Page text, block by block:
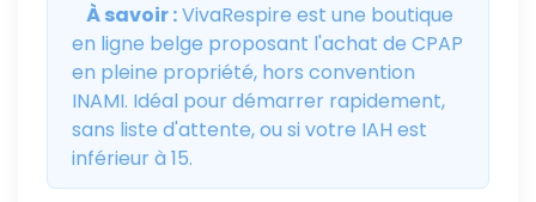
À savoir :VivaRespire est une boutique
en ligne belge proposant l'achat de CPAP
en pleine propriété, hors convention
INAMI. Idéal pour démarrer rapidement,
sans liste d'attente, ou si votre IAH est
inférieur à 15.